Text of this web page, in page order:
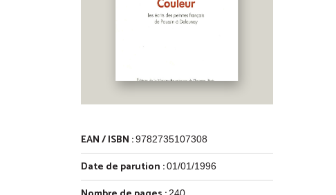
EAN / ISBN :9782735107308
Date de parution :01/01/1996
240